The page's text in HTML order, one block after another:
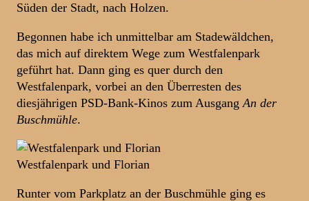
Süden der Stadt, nach Holzen.
Begonnen habe ich unmittelbar am Stadewäldchen,
das mich auf direktem Wege zum Westfalenpark
geführt hat. Dann ging es quer durch den
Westfalenpark, vorbei an den Überresten des
diesjährigen PSD-Bank-Kinos zum Ausgang An der
Buschmühle.
Westfalenpark und Florian
Runter vom Parkplatz an der Buschmühle ging es